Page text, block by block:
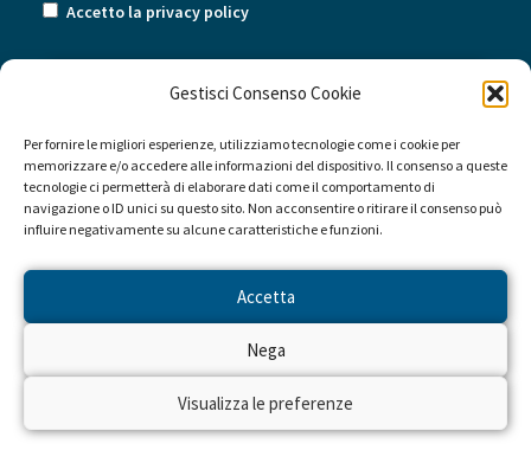
Gestisci Consenso Cookie
Per fornire le migliori esperienze, utilizziamo tecnologie come i cookie per
memorizzare e/o accedere alle informazioni del dispositivo. Il consenso a queste
tecnologie ci permetterà di elaborare dati come il comportamento di
navigazione o ID unici su questo sito. Non acconsentire o ritirare il consenso può
influire negativamente su alcune caratteristiche e funzioni.
Accetta
Nega
Visualizza le preferenze
Accetto la privacy policy
© Copyright 2022 | Associazione Trenta Ore per la Vita
- Onlus
C.F. 96335540587
PrivacyCookies